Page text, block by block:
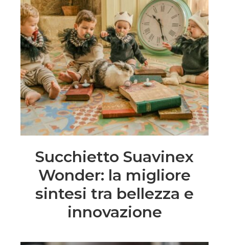
Succhietto Suavinex
Wonder: la migliore
sintesi tra bellezza e
innovazione